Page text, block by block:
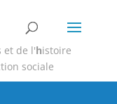
et de l'histoire
sociale